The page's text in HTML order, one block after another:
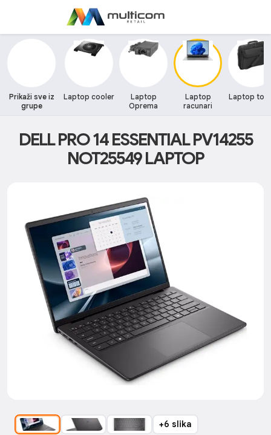
Prikaži sve iz
grupe
Laptop cooler
Laptop
Oprema
Laptop
racunari
Laptop
DELL PRO 14 ESSENTIAL PV14255
NOT25549 LAPTOP
+6 slika